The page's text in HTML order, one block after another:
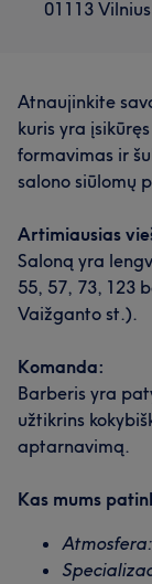
01113 Vilnius
Atnaujinkite
kuris yra
formavimas ir
salono siūlomų
Artimiausias
Saloną yra
55, 57, 73, 123
Vaižganto st.).
Komanda:
Barberis yra
užtikrins
aptarnavimą.
Kas mums
Atmosfera: